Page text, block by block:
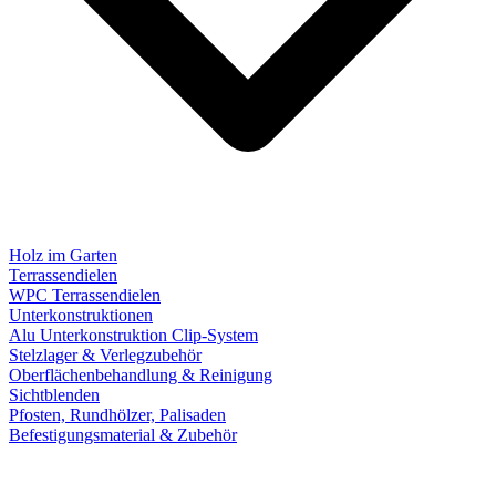
Holz im Garten
Terrassendielen
WPC Terrassendielen
Unterkonstruktionen
Alu Unterkonstruktion Clip-System
Stelzlager & Verlegzubehör
Oberflächenbehandlung & Reinigung
Sichtblenden
Pfosten, Rundhölzer, Palisaden
Befestigungsmaterial & Zubehör